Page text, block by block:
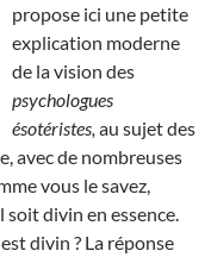
propose ici une petite
explication moderne
de la vision des
psychologues
ésotéristes, au sujet des
avec de nombreuses
vous le savez,
soit divin en essence.
divin ? La réponse